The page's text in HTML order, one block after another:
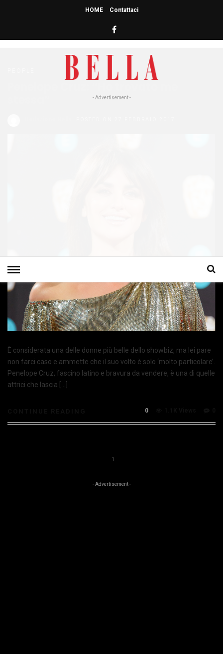
HOME Contattaci
- Advertisement -
PENELOPE CRUZ
È considerata una delle donne più belle dello showbiz, ma lei pare
non farci caso e ammette che il suo volto è solo ‘molto particolare’.
Penelope Cruz, fascino latino e bravura da vendere, è una di quelle
attrici che lascia […]
0
1
- Advertisement -